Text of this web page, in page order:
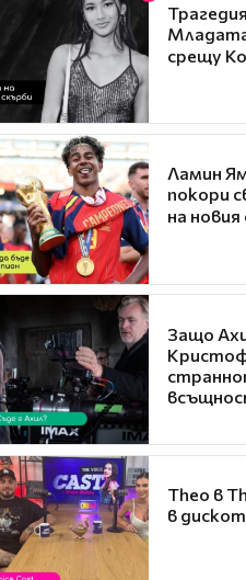
Младата
срещу
Ламин
покори
на
Защо
Theo в
в